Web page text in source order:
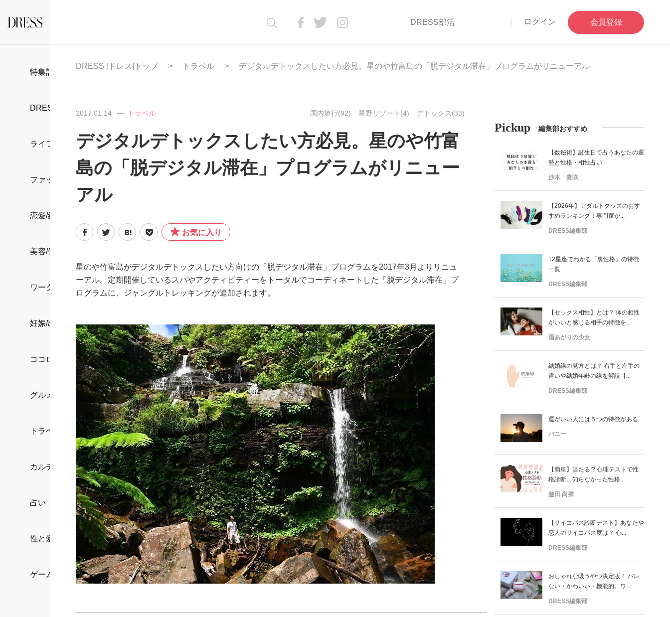
DRESS部活 ログイン 会員登録
特集記事
DRESS部活
ライフスタイル
ファッション
恋愛/結婚/離婚
美容/健康
ワークスタイル
妊娠/出産/家族
ココロ/カラダ
グルメ
トラベル
カルチャー/エンタメ
占い
性と愛
ゲーム
DRESS [ドレス]トップ トラベル デジタルデトックスしたい方必見。星のや竹富島の「脱デジタル滞在」プログラムがリニューアル
2017.01.14 トラベル 国内旅行(92) 星野リゾート(4) デトックス(33)
デジタルデトックスしたい方必見。星のや竹富
島の「脱デジタル滞在」プログラムがリニュー
アル
お気に入り
星のや竹富島がデジタルデトックスしたい方向けの「脱デジタル滞在」プログラムを2017年3月よりリニュ
ーアル。定期開催しているスパやアクティビティーをトータルでコーディネートした「脱デジタル滞在」プ
ログラムに、ジャングルトレッキングが追加されます。
Pickup 編集部おすすめ
【数秘術】誕生日で占うあなたの運
勢と性格・相性占い
沙木 貴咲
【2026年】アダルトグッズのおす
すめランキング！専門家が...
DRESS編集部
12星座でわかる「裏性格」の特徴
一覧
DRESS編集部
【セックス相性】とは？ 体の相性
がいいと感じる相手の特徴を...
雨あがりの少女
結婚線の見方とは？ 右手と左手の
違いや結婚年齢の線を解説【...
DRESS編集部
運がいい人には５つの特徴がある
バニー
【簡単】当たる!? 心理テストで性
格診断。知らなかった性格...
脇田 尚揮
【サイコパス診断テスト】あなたや
恋人のサイコパス度は？ 心...
DRESS編集部
おしゃれな吸うやつ決定版！ バレ
ない・かわいい・機能的。ワ...
DRESS編集部